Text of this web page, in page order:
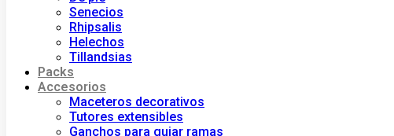
Senecios
Rhipsalis
Helechos
Tillandsias
Packs
Accesorios
Maceteros decorativos
Tutores extensibles
Ganchos para guiar ramas